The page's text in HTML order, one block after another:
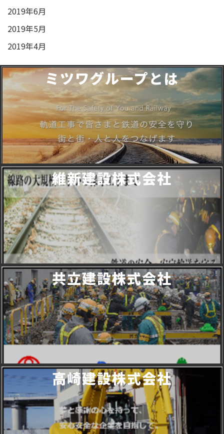
2019年6月
2019年5月
2019年4月
ミツワグループとは
維新建設株式会社
共立建設株式会社
高崎建設株式会社